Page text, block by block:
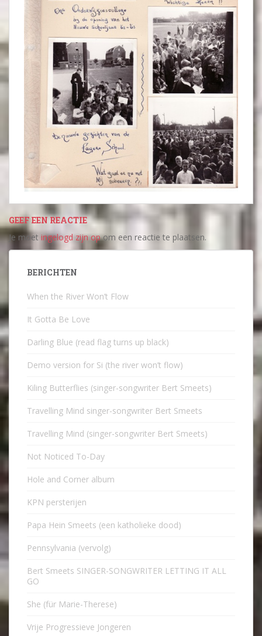
GEEF EEN REACTIE
Je moet ingelogd zijn opom een reactie te plaatsen.
BERICHTEN
When the River Won’t Flow
It Gotta Be Love
Darling Blue (read flag turns up black)
Demo version for Si (the river won’t flow)
Kiling Butterflies (singer-songwriter Bert Smeets)
Travelling Mind singer-songwriter Bert Smeets
Travelling Mind (singer-songwriter Bert Smeets)
Not Noticed To-Day
Hole and Corner album
KPN persterijen
Papa Hein Smeets (een katholieke dood)
Pennsylvania (vervolg)
Bert Smeets SINGER-SONGWRITER LETTING IT ALL
GO
She (für Marie-Therese)
Vrije Progressieve Jongeren